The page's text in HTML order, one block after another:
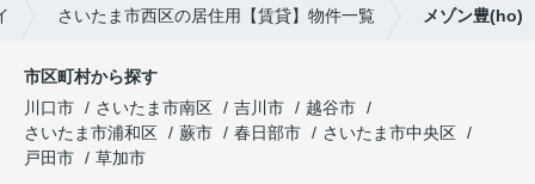
さいたま市西区の居住用【賃貸】物件一覧 メゾン豊(ho)
市区町村から探す
川口市
さいたま市南区 吉川市
越谷市
さいたま市浦和区
蕨市 春日部市
さいたま市中央区
戸田市
草加市